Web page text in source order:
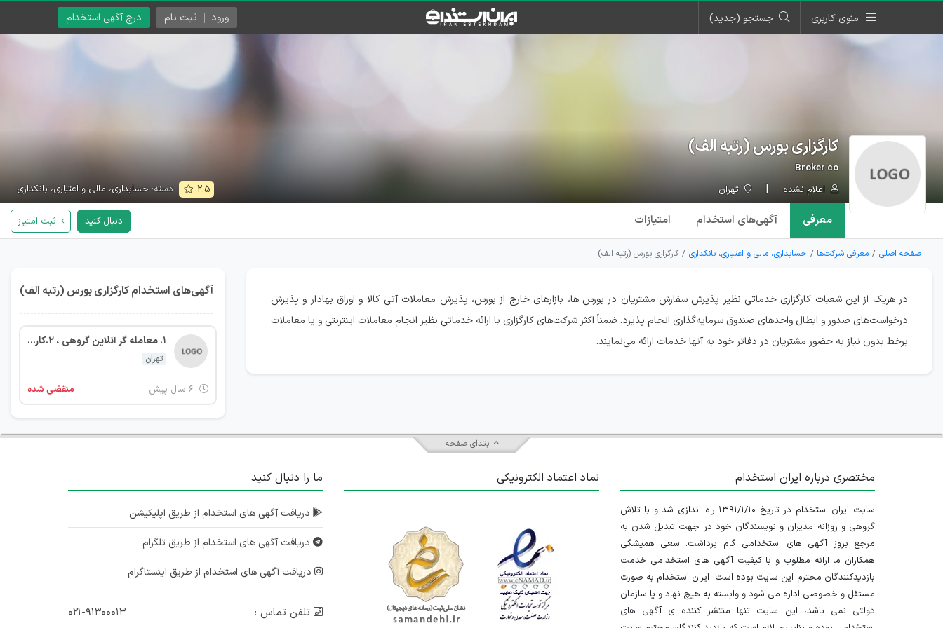
منوی کاربری جستجو (جدید) درج آگهی استخدام ورود ثبت نام
کارگزاری بورس (رتبه الف)
Broker co
اعلام نشده
تهران ۲.۵ دسته: حسابداری، مالی و اعتباری، بانکداری
معرفی آگهی‌های استخدام امتیازات دنبال کنید ثبت امتیاز
صفحه اصلی معرفی شرکت‌ها حسابداری، مالی و اعتباری، بانکداری کارگزاری بورس (رتبه الف)
در هریک از این شعبات کارگزاری خدماتی نظیر پذیرش سفارش مشتریان در بورس ها، بازارهای خارج از بورس، پذیرش معاملات آتی کالا و اوراق بهادار و پذیرش
درخواست‌های صدور و ابطال واحدهای صندوق سرمایه‌گذاری انجام پذیرد. ضمناً اکثر شرکت‌های کارگزاری با ارائه خدماتی نظیر انجام معاملات اینترنتی و یا معاملات
برخط بدون نیاز به حضور مشتریان در دفاتر خود به آنها خدمات ارائه می‌نمایند.
آگهی‌های استخدام کارگزاری بورس (رتبه الف)
۱. معامله گر آنلاین گروهی ، ۲.کارشناس پذیرش مشتری
تهران
منقضی شده
ابتدای صفحه
مختصری درباره ایران استخدام
سایت ایران استخدام در تاریخ ۱۳۹۱/۱/۱۰ راه اندازی شد و با تلاش
گروهی و روزانه مدیران و نویسندگان خود در جهت تبدیل شدن به
مرجع بروز آگهی های استخدامی گام برداشت. سعی همیشگی
همکاران ما ارائه مطلوب و با کیفیت آگهی های استخدامی خدمت
بازدیدکنندگان محترم این سایت بوده است. ایران استخدام به صورت
مستقل و خصوصی اداره می شود و وابسته به هیچ نهاد و یا سازمان
دولتی نمی باشد، این سایت تنها منتشر کننده ی آگهی های
نماد اعتماد الکترونیکی ما را دنبال کنید
دریافت آگهی های استخدام از طریق اپلیکیشن
دریافت آگهی های استخدام از طریق تلگرام
دریافت آگهی های استخدام از طریق اینستاگرام
تلفن تماس : ۰۲۱-۹۱۳۰۰۰۱۳